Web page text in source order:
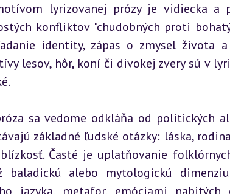
lyrizovanej prózy je vidiecka
konfliktov "chudobných proti
identity, zápas o zmysel života
lesov, hôr, koní či divokej zvery sú v
sa vedome odkláňa od politických
základné ľudské otázky: láska,
Časté je uplatňovanie
baladickú alebo mytologickú